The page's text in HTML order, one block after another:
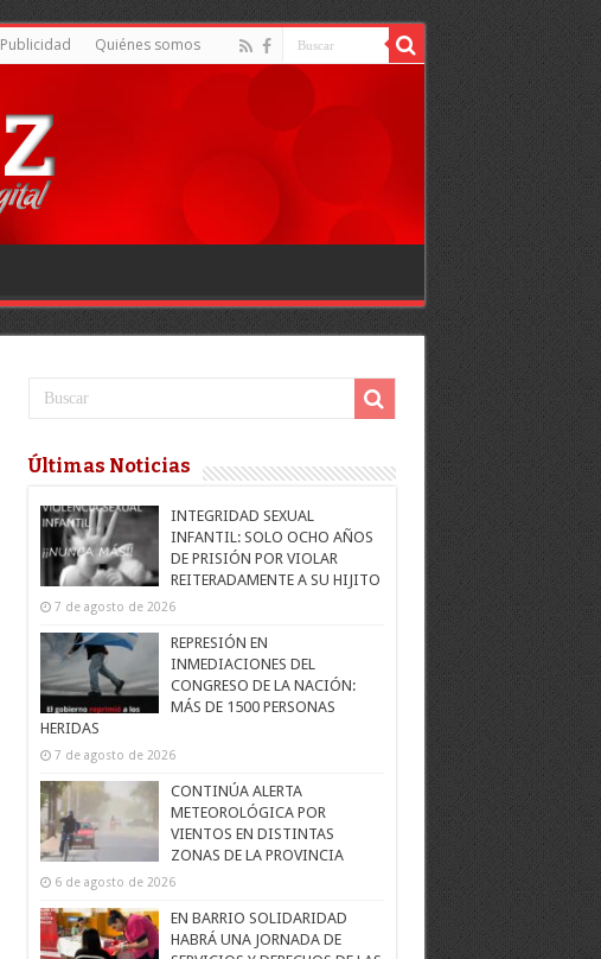
Publicidad Quiénes somos
Últimas Noticias
INTEGRIDAD SEXUAL
INFANTIL: SOLO OCHO AÑOS
DE PRISIÓN POR VIOLAR
REITERADAMENTE A SU HIJITO
7 de agosto de 2026
REPRESIÓN EN
INMEDIACIONES DEL
CONGRESO DE LA NACIÓN:
MÁS DE 1500 PERSONAS
HERIDAS
7 de agosto de 2026
CONTINÚA ALERTA
METEOROLÓGICA POR
VIENTOS EN DISTINTAS
ZONAS DE LA PROVINCIA
6 de agosto de 2026
EN BARRIO SOLIDARIDAD
HABRÁ UNA JORNADA DE